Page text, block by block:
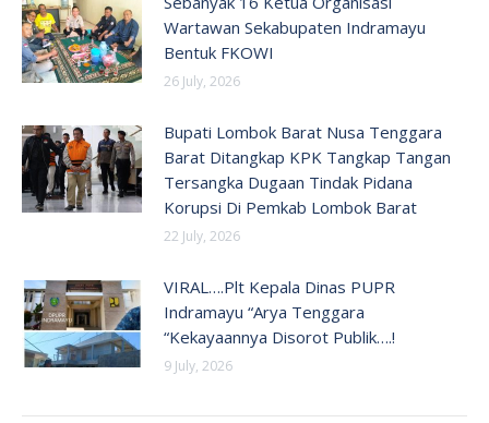
Wartawan Sekabupaten Indramayu
Bentuk FKOWI
26 July, 2026
Bupati Lombok Barat Nusa Tenggara
Barat Ditangkap KPK Tangkap Tangan
Tersangka Dugaan Tindak Pidana
Korupsi Di Pemkab Lombok Barat
22 July, 2026
VIRAL….Plt Kepala Dinas PUPR
Indramayu “Arya Tenggara
“Kekayaannya Disorot Publik….!
9 July, 2026